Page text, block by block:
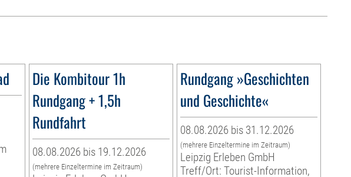
Die Kombitour 1h
Rundgang + 1,5h
Rundfahrt
08.08.2026 bis 19.12.2026
(mehrere Einzeltermine im Zeitraum)
Rundgang »Geschichten
und Geschichte«
08.08.2026 bis 31.12.2026
(mehrere Einzeltermine im Zeitraum)
Leipzig Erleben GmbH
Treff/Ort: Tourist-Information,